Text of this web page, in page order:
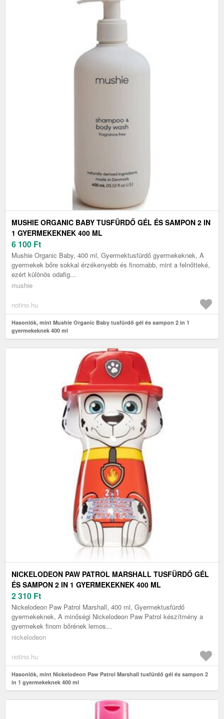
MUSHIE ORGANIC BABY TUSFÜRDŐ GÉL ÉS SAMPON 2 IN
1 GYERMEKEKNEK 400 ML
6 100 Ft
Mushie Organic Baby, 400 ml, Gyermektusfürdő gyermekeknek, A
gyermekek bőre sokkal érzékenyebb és finomabb, mint a felnőtteké,
ezért különös odafig...
mushie
notino.hu
Hasonlók, mint Mushie Organic Baby tusfürdő gél és sampon 2 in 1
gyermekeknek 400 ml
NICKELODEON PAW PATROL MARSHALL TUSFÜRDŐ GÉL
ÉS SAMPON 2 IN 1 GYERMEKEKNEK 400 ML
2 310 Ft
Nickelodeon Paw Patrol Marshall, 400 ml, Gyermektusfürdő
gyermekeknek, A minőségi Nickelodeon Paw Patrol készítmény a
gyermekek finom bőrének lemos...
nickelodeon
notino.hu
Hasonlók, mint Nickelodeon Paw Patrol Marshall tusfürdő gél és sampon 2
in 1 gyermekeknek 400 ml